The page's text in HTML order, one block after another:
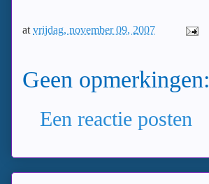
at vrijdag, november 09, 2007
Geen opmerkingen:
Een reactie posten